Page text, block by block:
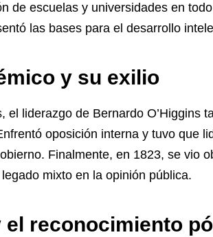
de escuelas y universidades en
las bases para el desarrollo
y su exilio
el liderazgo de Bernardo O’Higgins
oposición interna y tuvo que
Finalmente, en 1823, se vio
mixto en la opinión pública.
el reconocimiento